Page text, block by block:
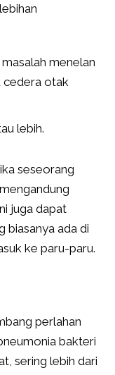
menelan
cedera otak
lebih.
seseorang
juga dapat
biasanya ada di
ke paru-paru.
perlahan
bakteri
sering lebih dari